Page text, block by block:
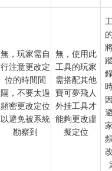
無，玩家需自
行注意更改定
位的時間間
隔，不要太過
頻密更改定位
以避免被系統
勘察到
無，使用此
工具的玩家
需搭配其他
寶可夢飛人
外挂工具才
能夠更改虛
擬定位